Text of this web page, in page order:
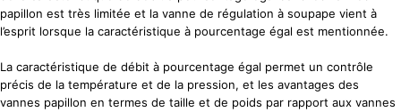
papillon est très limitée et la vanne de régulation à soupape vient à
l’esprit lorsque la caractéristique à pourcentage égal est mentionnée.
La caractéristique de débit à pourcentage égal permet un contrôle
précis de la température et de la pression, et les avantages des
vannes papillon en termes de taille et de poids par rapport aux vannes